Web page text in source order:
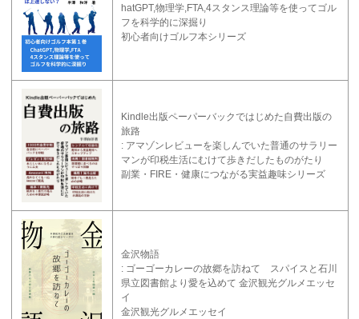
hatGPT,物理学,FTA,4スタンス理論等を使ってゴル
フを科学的に深掘り
初心者向けゴルフ本シリーズ
Kindle出版ペーパーバックではじめた自費出版の
旅路
: アマゾンレビューを楽しんでいた普通のサラリー
マンが印税生活にむけて歩きだしたものがたり
副業・FIRE・健康につながる実益趣味シリーズ
金沢物語
: ゴーゴーカレーの故郷を訪ねて スパイスと石川
県立図書館より愛を込めて 金沢観光グルメエッセ
イ
金沢観光グルメエッセイ